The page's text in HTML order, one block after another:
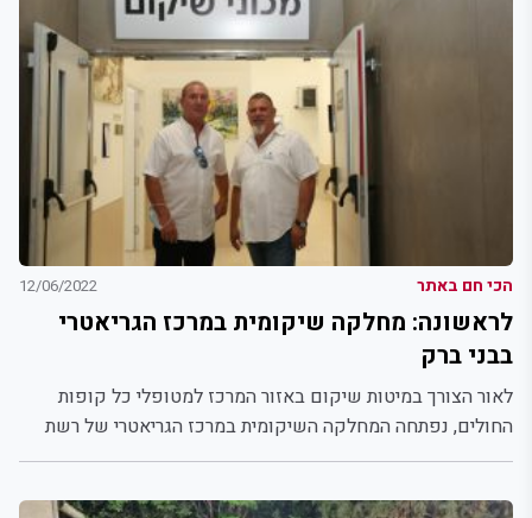
הכי חם באתר 12/06/2022
לראשונה: מחלקה שיקומית במרכז הגריאטרי
בבני ברק
לאור הצורך במיטות שיקום באזור המרכז למטופלי כל קופות
החולים, נפתחה המחלקה השיקומית במרכז הגריאטרי של רשת
"ביחד"